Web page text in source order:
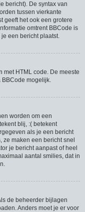
bericht). De syntax van
tussen vierkante
geeft het ook een grotere
omtrent BBCode is
een bericht plaatst.
met HTML code. De meeste
BBCode mogelijk.
worden om een
blij, :( betekent
als je een bericht
maken een bericht snel
je bericht aanpast of heel
aantal smilies, dat in
de beheerder bijlagen
Anders moet je er voor